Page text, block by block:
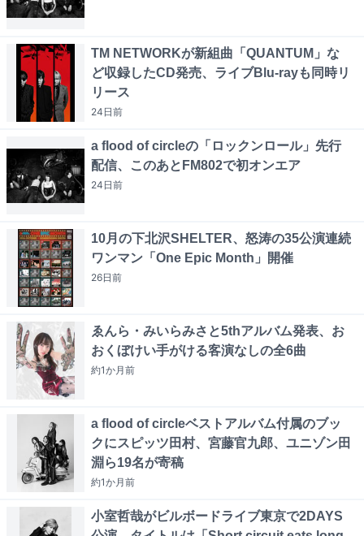
TM NETWORKが新組曲「QUANTUM」な
ど収録したCD発売、ライブBlu-rayも同時リ
リース
24日前
a flood of circleの「ロックンロール」先行
配信、このあとFM802で初オンエア
24日前
10月の下北沢SHELTER、怒涛の35公演連続
ワンマン「One Epic Month」開催
26日前
ゑんら・みいらみさと5thアルバム発表、お
おくぼけい手がける客演なしの全6曲
約1か月前
a flood of circleベストアルバム付属のブッ
クにスピッツ田村、宮藤官九郎、ユニゾン田
淵ら19名が寄稿
約1か月前
小室哲哉がビルボードライブ東京で2DAYS